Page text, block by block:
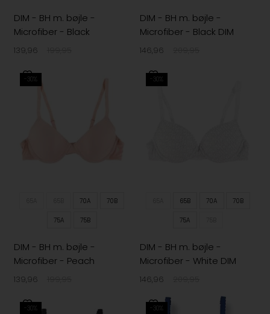
DIM - BH m. bøjle -
Microfiber - Black
139,96
DIM - BH m. bøjle -
Microfiber - Black DIM
146,96
-30%
70A 70B
75A 75B
DIM - BH m. bøjle -
Microfiber - Peach
139,96
-30%
65B 70A 70B
75A
DIM - BH m. bøjle -
Microfiber - White DIM
146,96
-30% -30%